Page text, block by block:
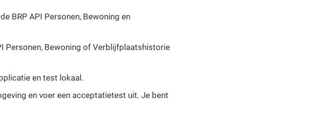
BRP API Personen, Bewoning en
Personen, Bewoning of Verblijfplaatshistorie
en test lokaal.
en voer een acceptatietest uit. Je bent